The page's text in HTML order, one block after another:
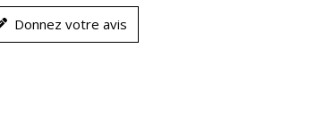
Donnez votre avis